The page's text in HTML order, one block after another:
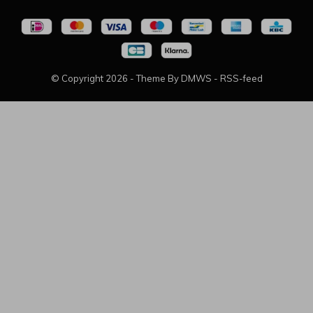
© Copyright 2026 - Theme By DMWS - RSS-feed